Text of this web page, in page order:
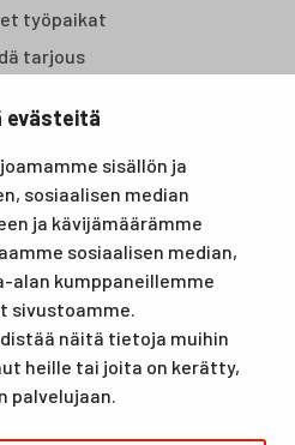
evästeitä
sisällön ja
sosiaalisen median
ja kävijämäärämme
sosiaalisen median,
alan kumppaneillemme
sivustoamme.
näitä tietoja muihin
heille tai joita on kerätty,
palvelujaan.
työpaikat
tarjous
joka tarjoaa puitteet niin
kansainvälisen tason
on myös virallinen
lumi- ja jääurheilulajeissa sekä